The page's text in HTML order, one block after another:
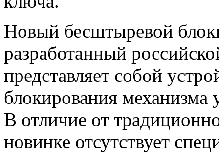
Новый бесштыревой
разработанный
представляет собой
блокирования механизма
В отличие от
новинке отсутствует